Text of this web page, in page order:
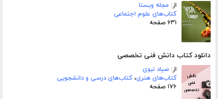
از: مجله ویستا
کتاب‌های علوم اجتماعی
۶۳۱ صفحه
دانلود کتاب دانش فنی تخصصی
از: صیاد نبوی
کتاب‌های هنری، کتاب‌های درسی و دانشجویی
۱۷۶ صفحه